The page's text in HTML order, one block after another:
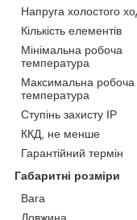
Напруга холостого
Кількість елементів
Мінімальна робоча
температура
Максимальна робоча
температура
Ступінь захисту IP
ККД, не менше
Гарантійний термін
Габаритні розміри
Вага